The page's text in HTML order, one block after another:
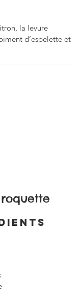
la levure
d’espelette et